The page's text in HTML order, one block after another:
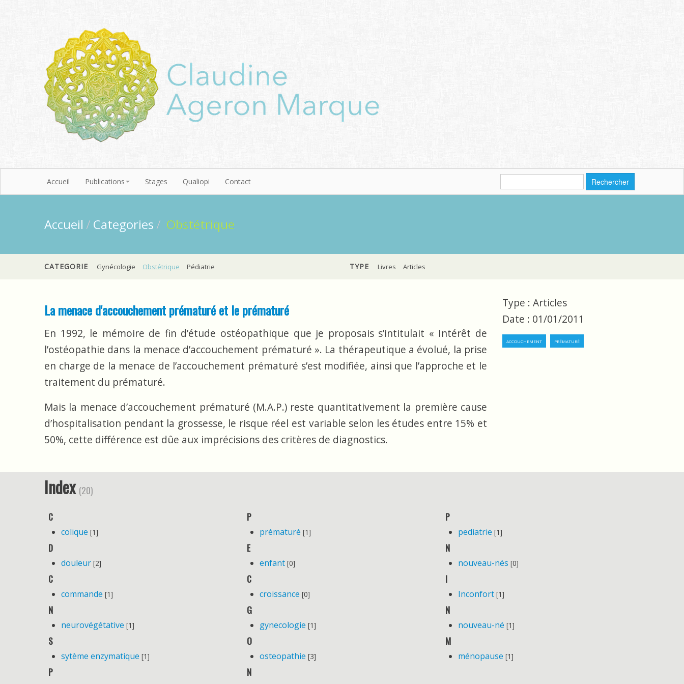
Accueil Publications Stages Qualiopi Contact Rechercher
Accueil / Categories / Obstétrique
CATEGORIE Gynécologie Obstétrique Pédiatrie TYPE Livres Articles
La menace d'accouchement prématuré et le prématuré
En 1992, le mémoire de fin d’étude ostéopathique que je proposais s’intitulait « Intérêt de
l’ostéopathie dans la menace d’accouchement prématuré ». La thérapeutique a évolué, la prise
en charge de la menace de l’accouchement prématuré s’est modifiée, ainsi que l’approche et le
traitement du prématuré.
Mais la menace d’accouchement prématuré (M.A.P.) reste quantitativement la première cause
d’hospitalisation pendant la grossesse, le risque réel est variable selon les études entre 15% et
50%, cette différence est dûe aux imprécisions des critères de diagnostics.
Type : Articles
Date : 01/01/2011
accouchement prématuré
Index (20)
C
colique [1]
D
douleur [2]
C
commande [1]
N
neurovégétative [1]
S
sytème enzymatique [1]
P
P
prématuré [1]
E
enfant [0]
C
croissance [0]
G
gynecologie [1]
O
osteopathie [3]
N
P
pediatrie [1]
N
nouveau-nés [0]
I
Inconfort [1]
N
nouveau-né [1]
M
ménopause [1]